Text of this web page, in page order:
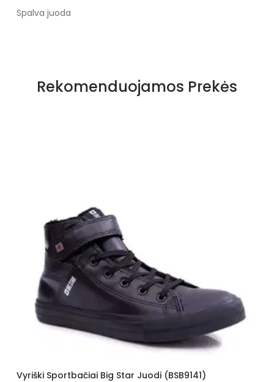
Spalva juoda
Rekomenduojamos Prekės
Sportbačiai Big Star Juodi (BSB9141)